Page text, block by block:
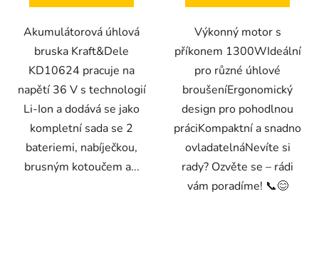
Akumulátorová úhlová
bruska Kraft&Dele
KD10624 pracuje na
napětí 36 V s technologií
Li-Ion a dodává se jako
kompletní sada se 2
bateriemi, nabíječkou,
brusným kotoučem a...
Výkonný motor s
příkonem 1300WIdeální
pro různé úhlové
broušeníErgonomický
design pro pohodlnou
práciKompaktní a snadno
ovladatelnáNevíte si
rady? Ozvěte se – rádi
vám poradíme! 📞😊